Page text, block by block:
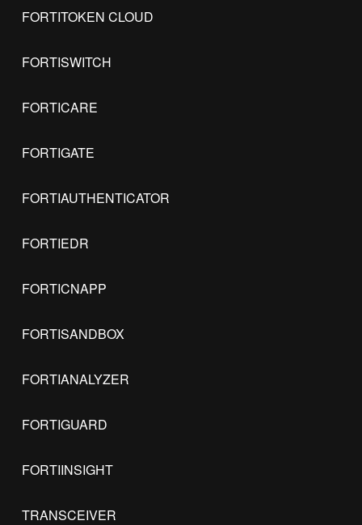
FORTITOKEN CLOUD
FORTISWITCH
FORTICARE
FORTIGATE
FORTIAUTHENTICATOR
FORTIEDR
FORTICNAPP
FORTISANDBOX
FORTIANALYZER
FORTIGUARD
FORTIINSIGHT
TRANSCEIVER